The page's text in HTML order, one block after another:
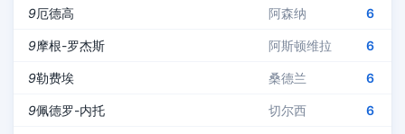
9厄德高 阿森纳 6
9摩根-罗杰斯 阿斯顿维拉 6
9勒费埃 桑德兰 6
9佩德罗-内托 切尔西 6